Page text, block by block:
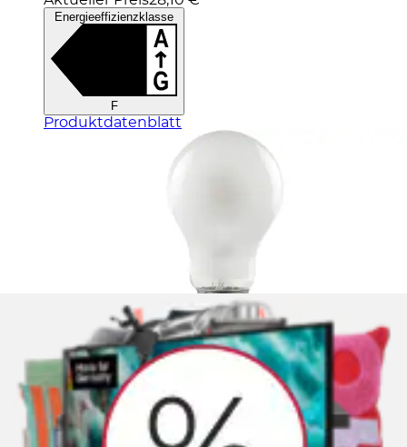
Energieeffizienzklasse
F
Produktdatenblatt
LED Einbauleuchte »Areo« LED-Modul 1 Stk.
warmweiß - kaltweiß LED-Modul, Weiß Tunable
Paulmann
Ursprünglicher PreisUVP 104,99 € Rabatt- 23 %
Aktueller Preis 80,03 €